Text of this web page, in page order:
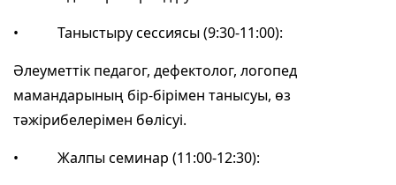
• Таныстыру сессиясы (9:30-11:00):
Әлеуметтік педагог, дефектолог, логопед
мамандарының бір-бірімен танысуы, өз
тәжірибелерімен бөлісуі.
• Жалпы семинар (11:00-12:30):